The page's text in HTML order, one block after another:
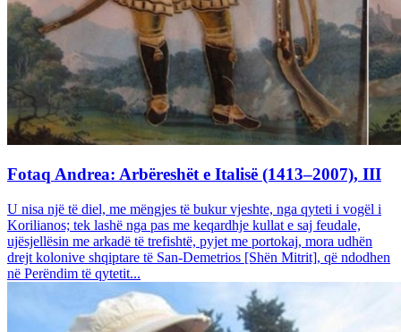
Fotaq Andrea: Arbëreshët e Italisë (1413–2007), III
U nisa një të diel, me mëngjes të bukur vjeshte, nga qyteti i vogël i
Korilianos; tek lashë nga pas me keqardhje kullat e saj feudale,
ujësjellësin me arkadë të trefishtë, pyjet me portokaj, mora udhën
drejt kolonive shqiptare të San-Demetrios [Shën Mitrit], që ndodhen
në Perëndim të qytetit...